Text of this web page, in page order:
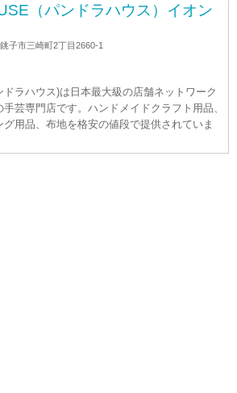
（パンドラハウス）イオン
子市三崎町2丁目2660-1
ドラハウス)は日本最大級の店舗ネットワーク
芸専門店です。ハンドメイドクラフト用品、
用品、布地を格安の値段で提供されていま